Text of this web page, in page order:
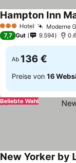
3 SterneHotel Moderne
Hampton Inn
7,7 Gut 9.594
Ab 136 €
Preise von 16
Beliebte Wahl
New Yorker by